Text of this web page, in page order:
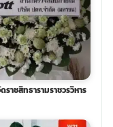
ราชสิทธารามราชวรวิหาร